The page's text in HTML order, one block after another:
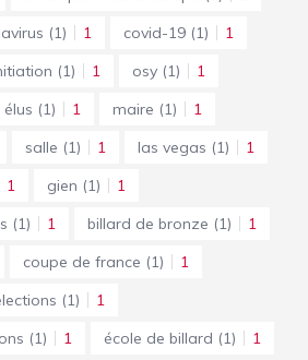
(1) 1 covid-19 (1)
1
(1) 1 osy (1)
1
élus (1) 1 maire (1)
1
salle (1) 1 las vegas (1)
1
1 gien (1)
1
(1) 1 billard de bronze (1)
1
coupe de france (1)
1
(1)
1
(1) 1 école de billard (1)
1